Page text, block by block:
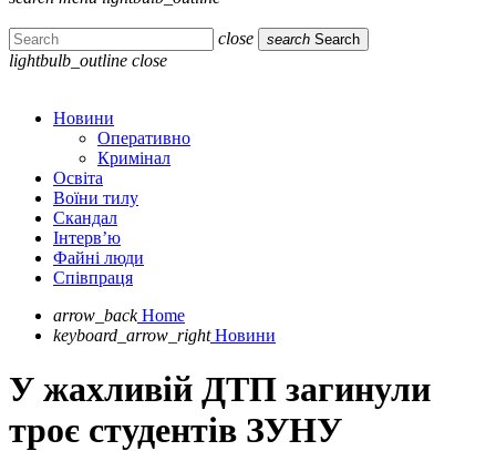
close search Search
lightbulb_outline close
Новини
Оперативно
Кримінал
Освіта
Воїни тилу
Скандал
Інтерв’ю
Файні люди
Співпраця
arrow_back Home
keyboard_arrow_right Новини
У жахливій ДТП загинули
троє студентів ЗУНУ